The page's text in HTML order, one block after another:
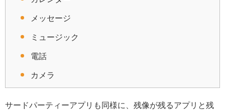
メッセージ
ミュージック
電話
カメラ
サードパーティーアプリも同様に、残像が残るアプリと残